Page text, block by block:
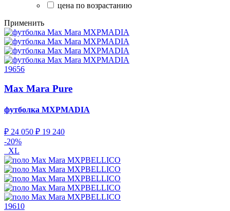
цена по возрастанию
Применить
19656
Max Mara Pure
футболка MXPMADIA
₽ 24 050 ₽ 19 240
-20%
XL
19610